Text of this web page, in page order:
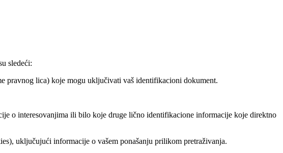
sledeći:
pravnog lica) koje mogu uključivati vaš identifikacioni dokument.
o interesovanjima ili bilo koje druge lično identifikacione informacije koje direktno
uključujući informacije o vašem ponašanju prilikom pretraživanja.